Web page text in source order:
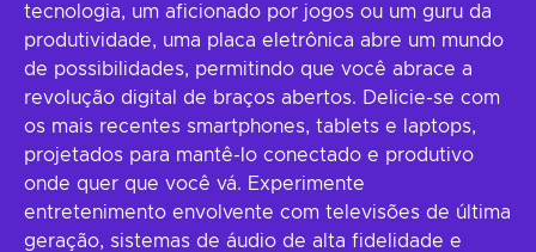
tecnologia, um aficionado por jogos ou um guru da
produtividade, uma placa eletrônica abre um mundo
de possibilidades, permitindo que você abrace a
revolução digital de braços abertos. Delicie-se com
os mais recentes smartphones, tablets e laptops,
projetados para mantê-lo conectado e produtivo
onde quer que você vá. Experimente
entretenimento envolvente com televisões de última
geração, sistemas de áudio de alta fidelidade e